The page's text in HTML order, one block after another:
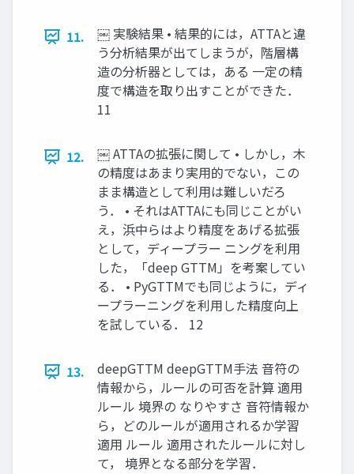
11.
￼ 実験結果 • 結果的には，ATTAと違
う分析結果が出てしまうが，階層構
造の分析器としては，ある 一定の精
度で構造を取り出すことができた．
11
12.
￼ ATTAの拡張に関して • しかし，木
の精度はあまり実用的でない，この
まま構造として利用は難しいだろ
う． • それはATTAにも同じことがい
え，浜中らはより精度をあげる拡張
として，ディープラー ニングを利用
した，「deep GTTM」を考案してい
る． • PyGTTMでも同じように，ディ
ープラーニングを利用した精度向上
を試している． 12
13.
deepGTTM deepGTTM手法 音符の
情報から，ルールの可否を計算 適用
ルール 境界の なりやすさ 音符情報か
ら，どのルールが適用されるか学習
適用 ルール 適用されたルールに対し
て， 境界となる部分を学習．